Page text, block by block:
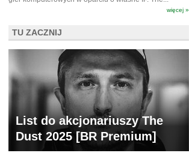
więcej »
TU ZACZNIJ
List do akcjonariuszy The
Dust 2025 [BR Premium]